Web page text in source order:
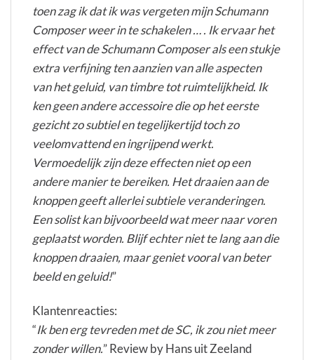
toen zag ik dat ik was vergeten mijn Schumann
Composer weer in te schakelen … . Ik ervaar het
effect van de Schumann Composer als een stukje
extra verfijning ten aanzien van alle aspecten
van het geluid, van timbre tot ruimtelijkheid. Ik
ken geen andere accessoire die op het eerste
gezicht zo subtiel en tegelijkertijd toch zo
veelomvattend en ingrijpend werkt.
Vermoedelijk zijn deze effecten niet op een
andere manier te bereiken. Het draaien aan de
knoppen geeft allerlei subtiele veranderingen.
Een solist kan bijvoorbeeld wat meer naar voren
geplaatst worden. Blijf echter niet te lang aan die
knoppen draaien, maar geniet vooral van beter
beeld en geluid!”
Klantenreacties:
“Ik ben erg tevreden met de SC, ik zou niet meer
zonder willen.” Review by Hans uit Zeeland